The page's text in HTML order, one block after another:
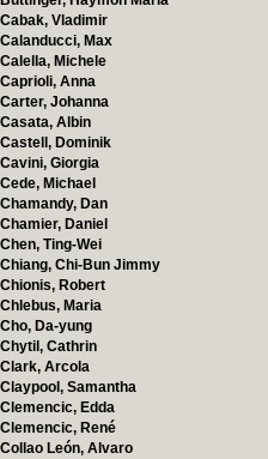
Cabak, Vladimir
Calanducci, Max
Calella, Michele
Caprioli, Anna
Carter, Johanna
Casata, Albin
Castell, Dominik
Cavini, Giorgia
Cede, Michael
Chamandy, Dan
Chamier, Daniel
Chen, Ting-Wei
Chiang, Chi-Bun Jimmy
Chionis, Robert
Chlebus, Maria
Cho, Da-yung
Chytil, Cathrin
Clark, Arcola
Claypool, Samantha
Clemencic, Edda
Clemencic, René
Collao León, Alvaro